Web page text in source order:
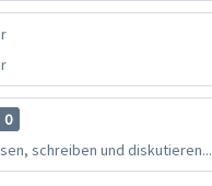
0
schreiben und diskutieren...